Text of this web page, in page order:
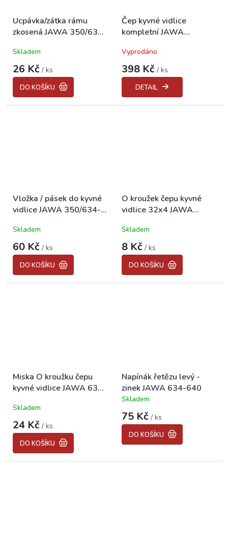
Ucpávka/zátka rámu
zkosená JAWA 350/638-
Skladem
26 Kč / ks
DO KOŠÍKU
Čep kyvné vidlice
kompletní JAWA
Vyprodáno
398 Kč / ks
DETAIL
Vložka / pásek do kyvné
vidlice JAWA 350/634-
Skladem
60 Kč / ks
DO KOŠÍKU
O kroužek čepu kyvné
vidlice 32x4 JAWA
Skladem
8 Kč / ks
DO KOŠÍKU
Miska O kroužku čepu
kyvné vidlice JAWA 634-
Skladem
24 Kč / ks
DO KOŠÍKU
Napínák řetězu levý -
zinek JAWA 634-640
Průměrné
hodnocení
produktu
je
5,0
Skladem
75 Kč / ks
DO KOŠÍKU